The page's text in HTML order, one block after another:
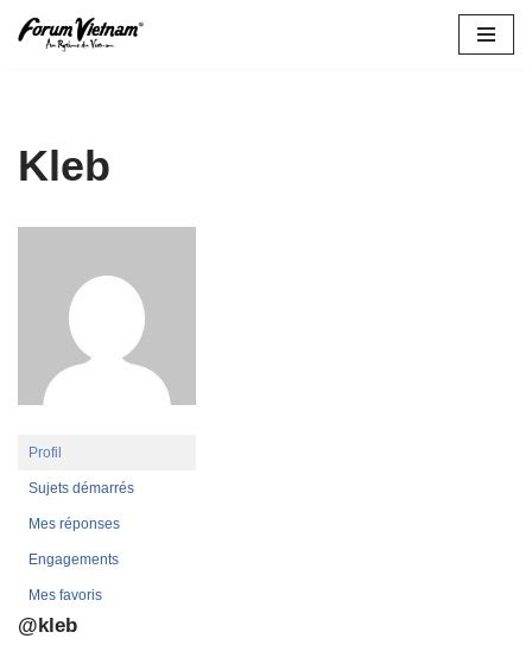
Kleb
Profil
Sujets démarrés
Mes réponses
Engagements
Mes favoris
@kleb